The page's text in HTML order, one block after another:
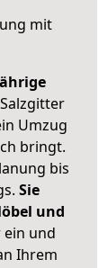
mit
Umzug
bringt.
bis
Sie
und
ein und
Ihrem